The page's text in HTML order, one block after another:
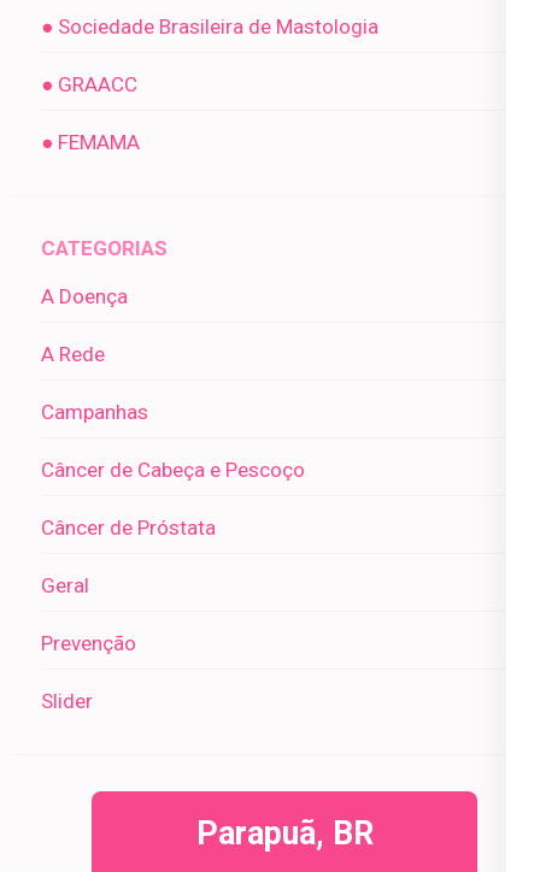
● Sociedade Brasileira de Mastologia
● GRAACC
● FEMAMA
CATEGORIAS
A Doença
A Rede
Campanhas
Câncer de Cabeça e Pescoço
Câncer de Próstata
Geral
Prevenção
Slider
Parapuã, BR